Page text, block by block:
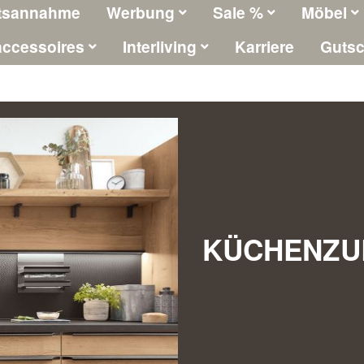
Werbung Sale % Möbel
Interliving Karriere